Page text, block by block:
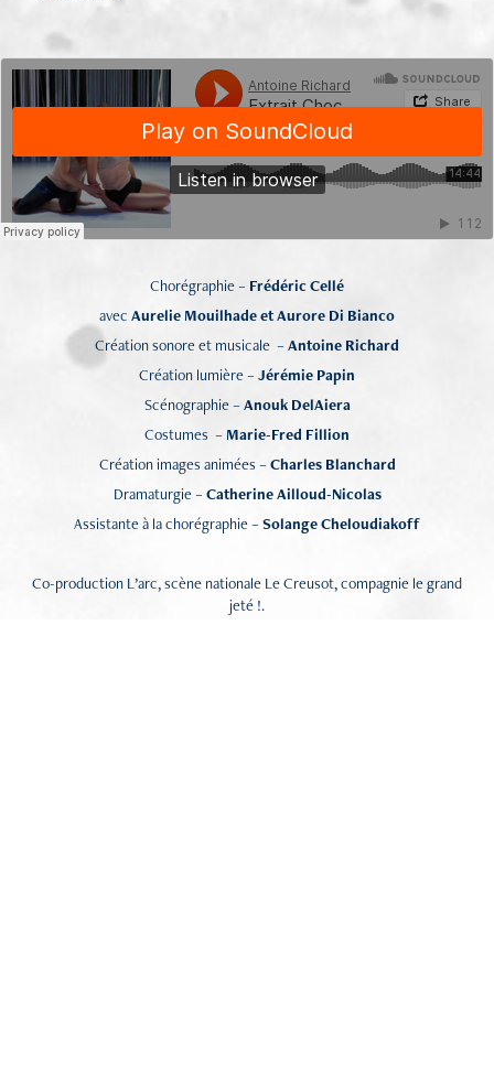
Chorégraphie – Frédéric Cellé
avec Aurelie Mouilhade et Aurore Di Bianco
Création sonore et musicale – Antoine Richard
Création lumière – Jérémie Papin
Scénographie – Anouk DelAiera
Costumes – Marie-Fred Fillion
Création images animées – Charles Blanchard
Dramaturgie – Catherine Ailloud-Nicolas
Assistante à la chorégraphie – Solange Cheloudiakoff
Co-production L’arc, scène nationale Le Creusot, compagnie le grand
jeté !.